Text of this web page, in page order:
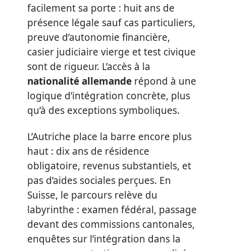
facilement sa porte : huit ans de
présence légale sauf cas particuliers,
preuve d’autonomie financière,
casier judiciaire vierge et test civique
sont de rigueur. L’accès à la
nationalité allemande répond à une
logique d’intégration concrète, plus
qu’à des exceptions symboliques.
L’Autriche place la barre encore plus
haut : dix ans de résidence
obligatoire, revenus substantiels, et
pas d’aides sociales perçues. En
Suisse, le parcours relève du
labyrinthe : examen fédéral, passage
devant des commissions cantonales,
enquêtes sur l’intégration dans la